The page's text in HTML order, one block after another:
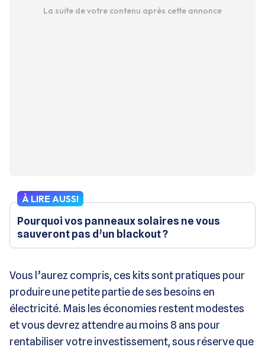
La suite de votre contenu après cette annonce
À LIRE AUSSI
Pourquoi vos panneaux solaires ne vous
sauveront pas d’un blackout ?
Vous l’aurez compris, ces kits sont pratiques pour
produire une petite partie de ses besoins en
électricité. Mais les économies restent modestes
et vous devrez attendre au moins 8 ans pour
rentabiliser votre investissement, sous réserve que